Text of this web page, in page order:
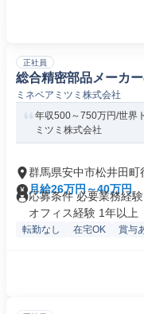
正社員
総合精密部品メーカ
ミネベアミツミ株式会社
年収500～750万円/世界
ミツミ株式会社
群馬県安中市松井田町
月給26万円～40万円
応募条件 必要業務経
オフィス経験 1年以上
転勤なし 在宅OK 賞与